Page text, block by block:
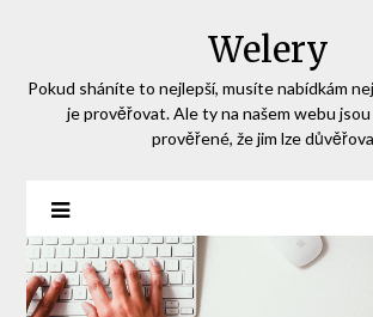
Welery
Pokud sháníte to nejlepší, musíte nabídkám
je prověřovat. Ale ty na našem webu
prověřené, že jim lze